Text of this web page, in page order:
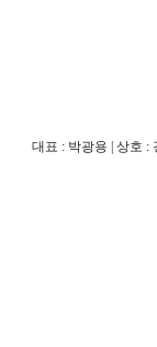
대표 : 박광용 | 상호 :